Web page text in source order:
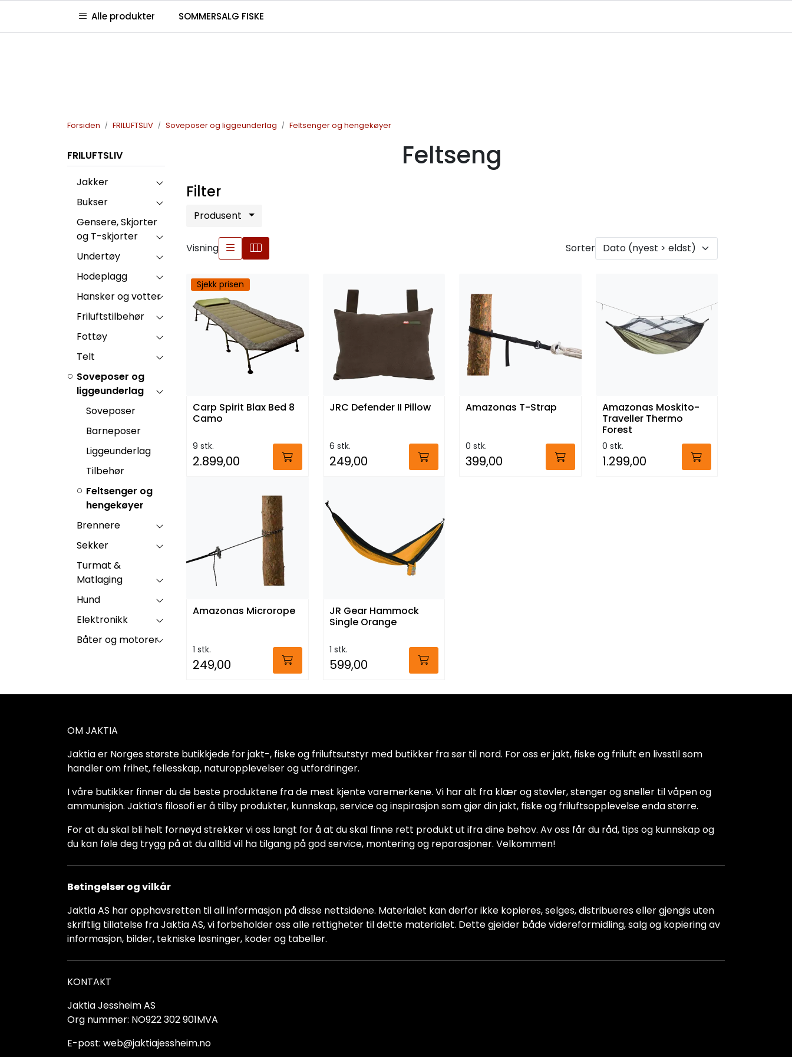
Kontakt oss | Våre butikker | Club Jaktia | Gavekort
Alle produkter SOMMERSALG FISKE
Forsiden FRILUFTSLIV Soveposer og liggeunderlag Feltsenger og hengekøyer
FRILUFTSLIV
Jakker
Bukser
Gensere, Skjorter
og T-skjorter
Undertøy
Hodeplagg
Hansker og votter
Friluftstilbehør
Fottøy
Telt
Soveposer og
liggeunderlag
Soveposer
Barneposer
Liggeunderlag
Tilbehør
Feltsenger og
hengekøyer
Brennere
Sekker
Turmat &
Matlaging
Hund
Elektronikk
Båter og motorer
Feltseng
Filter
Produsent
Visning Sorter
Sjekk prisen
Carp Spirit Blax Bed 8
Camo
9 stk.
2.899,00
JRC Defender II Pillow
6 stk.
249,00
Amazonas T-Strap
0 stk.
399,00
Amazonas Moskito-
Traveller Thermo
Forest
0 stk.
1.299,00
Amazonas Microrope
1 stk.
249,00
JR Gear Hammock
Single Orange
1 stk.
599,00
OM JAKTIA
Jaktia er Norges største butikkjede for jakt-, fiske og friluftsutstyr med butikker fra sør til nord. For oss er jakt, fiske og friluft en livsstil som
handler om frihet, fellesskap, naturopplevelser og utfordringer.
I våre butikker finner du de beste produktene fra de mest kjente varemerkene. Vi har alt fra klær og støvler, stenger og sneller til våpen og
ammunisjon. Jaktia’s filosofi er å tilby produkter, kunnskap, service og inspirasjon som gjør din jakt, fiske og friluftsopplevelse enda større.
For at du skal bli helt fornøyd strekker vi oss langt for å at du skal finne rett produkt ut ifra dine behov. Av oss får du råd, tips og kunnskap og
du kan føle deg trygg på at du alltid vil ha tilgang på god service, montering og reparasjoner. Velkommen!
Betingelser og vilkår
Jaktia AS har opphavsretten til all informasjon på disse nettsidene. Materialet kan derfor ikke kopieres, selges, distribueres eller gjengis uten
skriftlig tillatelse fra Jaktia AS, vi forbeholder oss alle rettigheter til dette materialet. Dette gjelder både videreformidling, salg og kopiering av
informasjon, bilder, tekniske løsninger, koder og tabeller.
KONTAKT
Jaktia Jessheim AS
Org nummer: NO922 302 901MVA
E-post: web@jaktiajessheim.no